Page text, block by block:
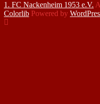
1. FC Nackenheim 1953 e.V.
Colorlib Powered by